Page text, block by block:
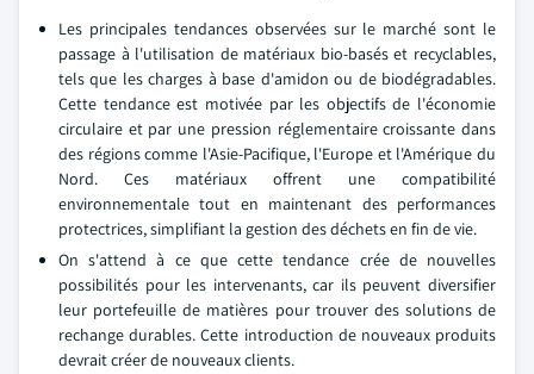
Les principales tendances observées sur le marché sont le
passage à l'utilisation de matériaux bio-basés et recyclables,
tels que les charges à base d'amidon ou de biodégradables.
Cette tendance est motivée par les objectifs de l'économie
circulaire et par une pression réglementaire croissante dans
des régions comme l'Asie-Pacifique, l'Europe et l'Amérique du
Nord. Ces matériaux offrent une compatibilité
environnementale tout en maintenant des performances
protectrices, simplifiant la gestion des déchets en fin de vie.
On s'attend à ce que cette tendance crée de nouvelles
possibilités pour les intervenants, car ils peuvent diversifier
leur portefeuille de matières pour trouver des solutions de
rechange durables. Cette introduction de nouveaux produits
devrait créer de nouveaux clients.